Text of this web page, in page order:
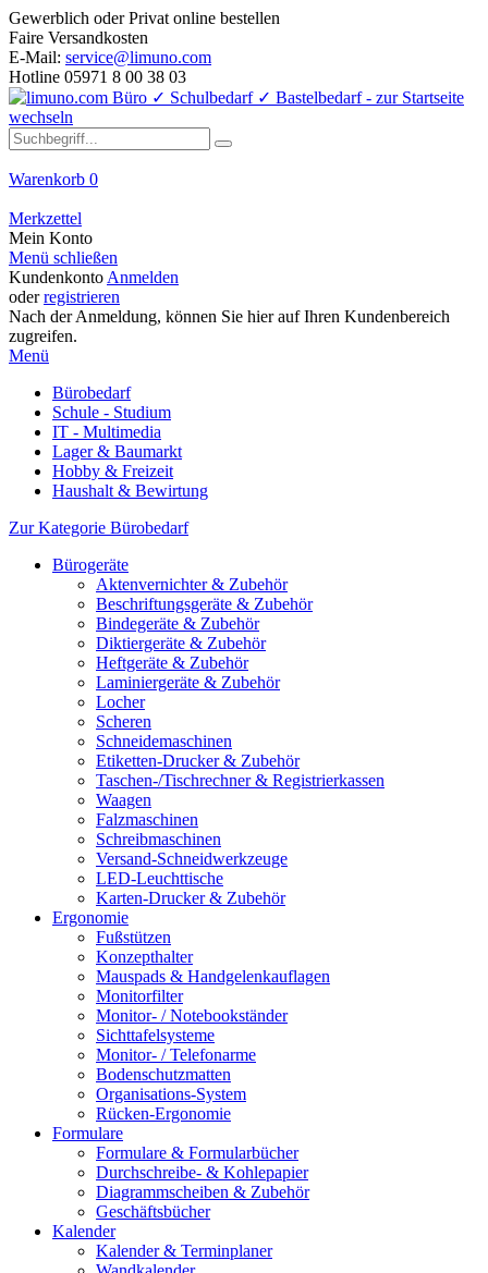
Gewerblich oder Privat online bestellen
Faire Versandkosten
E-Mail: service@limuno.com
Hotline 05971 8 00 38 03
Warenkorb 0
Merkzettel
Mein Konto
Menü schließen
Kundenkonto Anmelden
oderregistrieren
Nach der Anmeldung, können Sie hier auf Ihren Kundenbereich
zugreifen.
Menü
Bürobedarf
Schule - Studium
IT - Multimedia
Lager & Baumarkt
Hobby & Freizeit
Haushalt & Bewirtung
Zur Kategorie Bürobedarf
Bürogeräte
Aktenvernichter & Zubehör
Beschriftungsgeräte & Zubehör
Bindegeräte & Zubehör
Diktiergeräte & Zubehör
Heftgeräte & Zubehör
Laminiergeräte & Zubehör
Locher
Scheren
Schneidemaschinen
Etiketten-Drucker & Zubehör
Taschen-/Tischrechner & Registrierkassen
Waagen
Falzmaschinen
Schreibmaschinen
Versand-Schneidwerkzeuge
LED-Leuchttische
Karten-Drucker & Zubehör
Ergonomie
Fußstützen
Konzepthalter
Mauspads & Handgelenkauflagen
Monitorfilter
Monitor- / Notebookständer
Sichttafelsysteme
Monitor- / Telefonarme
Bodenschutzmatten
Organisations-System
Rücken-Ergonomie
Formulare
Formulare & Formularbücher
Durchschreibe- & Kohlepapier
Diagrammscheiben & Zubehör
Geschäftsbücher
Kalender
Kalender & Terminplaner